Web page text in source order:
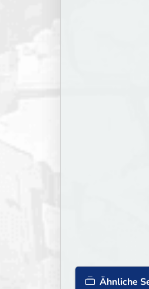
Ähnliche